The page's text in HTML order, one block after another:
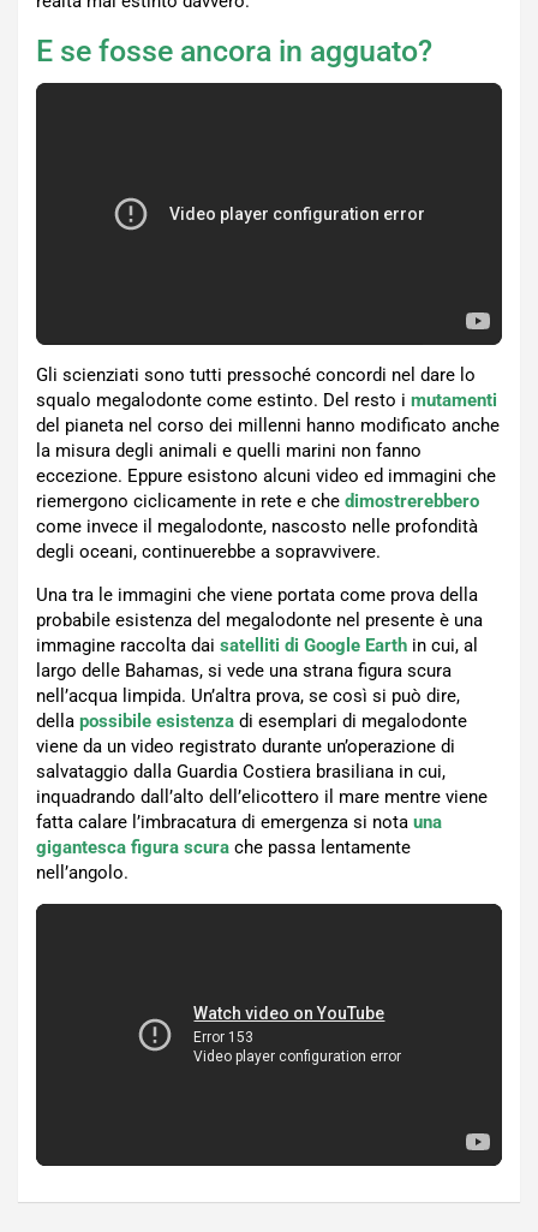
E se fosse ancora in agguato?
Gli scienziati sono tutti pressoché concordi nel dare lo
squalo megalodonte come estinto. Del resto i mutamenti
del pianeta nel corso dei millenni hanno modificato anche
la misura degli animali e quelli marini non fanno
eccezione. Eppure esistono alcuni video ed immagini che
riemergono ciclicamente in rete e che dimostrerebbero
come invece il megalodonte, nascosto nelle profondità
degli oceani, continuerebbe a sopravvivere.
Una tra le immagini che viene portata come prova della
probabile esistenza del megalodonte nel presente è una
immagine raccolta dai satelliti di Google Earth in cui, al
largo delle Bahamas, si vede una strana figura scura
nell’acqua limpida. Un’altra prova, se così si può dire,
della possibile esistenza di esemplari di megalodonte
viene da un video registrato durante un’operazione di
salvataggio dalla Guardia Costiera brasiliana in cui,
inquadrando dall’alto dell’elicottero il mare mentre viene
fatta calare l’imbracatura di emergenza si nota una
gigantesca figura scura che passa lentamente
nell’angolo.